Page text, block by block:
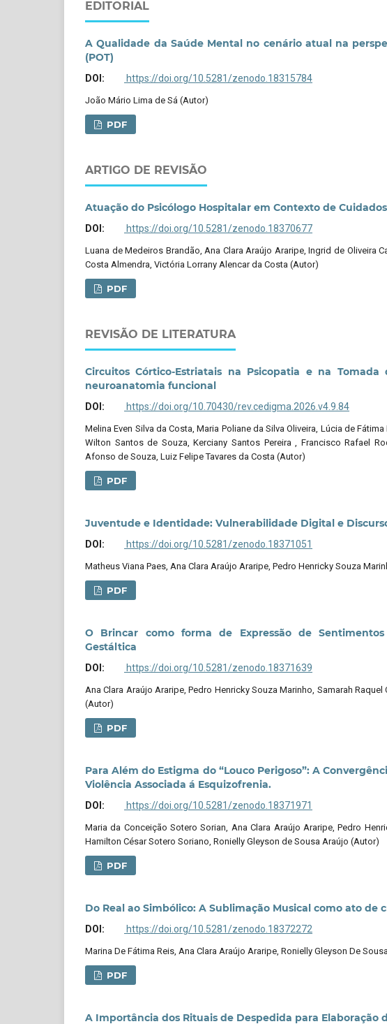
EDITORIAL
A Qualidade da Saúde Mental no cenário atual na
(POT)
DOI: https://doi.org/10.5281/zenodo.18315784
João Mário Lima de Sá (Autor)
PDF
ARTIGO DE REVISÃO
Atuação do Psicólogo Hospitalar em Contexto de
DOI: https://doi.org/10.5281/zenodo.18370677
Luana de Medeiros Brandão, Ana Clara Araújo Araripe, Ingrid de Oliveira
Costa Almendra, Victória Lorrany Alencar da Costa (Autor)
PDF
REVISÃO DE LITERATURA
Circuitos Córtico-Estriatais na Psicopatia e na
neuroanatomia funcional
DOI: https://doi.org/10.70430/rev.cedigma.2026.v4.9.84
Melina Even Silva da Costa, Maria Poliane da Silva Oliveira, Lúcia de
Wilton Santos de Souza, Kerciany Santos Pereira , Francisco Rafael
Afonso de Souza, Luiz Felipe Tavares da Costa (Autor)
PDF
Juventude e Identidade: Vulnerabilidade Digital e
DOI: https://doi.org/10.5281/zenodo.18371051
Matheus Viana Paes, Ana Clara Araújo Araripe, Pedro Henricky Souza
PDF
O Brincar como forma de Expressão de
Gestáltica
DOI: https://doi.org/10.5281/zenodo.18371639
Ana Clara Araújo Araripe, Pedro Henricky Souza Marinho, Samarah
(Autor)
PDF
Para Além do Estigma do “Louco Perigoso”: A
Violência Associada á Esquizofrenia.
DOI: https://doi.org/10.5281/zenodo.18371971
Maria da Conceição Sotero Sorian, Ana Clara Araújo Araripe, Pedro
Hamilton César Sotero Soriano, Ronielly Gleyson de Sousa Araújo (Autor)
PDF
Do Real ao Simbólico: A Sublimação Musical como ato
DOI: https://doi.org/10.5281/zenodo.18372272
Marina De Fátima Reis, Ana Clara Araújo Araripe, Ronielly Gleyson De
PDF
A Importância dos Rituais de Despedida para Elaboração